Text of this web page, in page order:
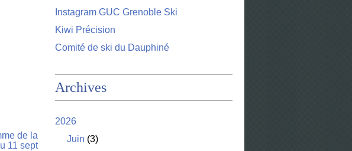
Instagram GUC Grenoble Ski
Kiwi Précision
Comité de ski du Dauphiné
Archives
2026
Juin (3)